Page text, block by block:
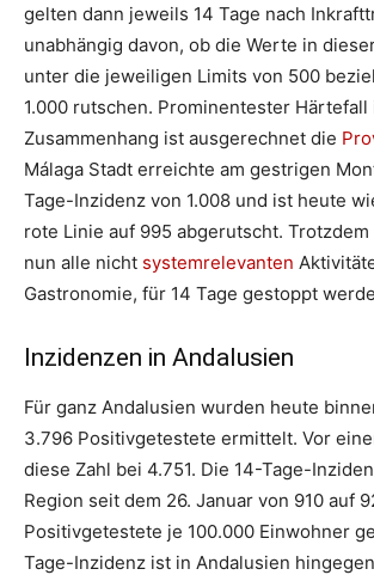
gelten dann jeweils 14 Tage nach
unabhängig davon, ob die Werte in
unter die jeweiligen Limits von 500
1.000 rutschen. Prominentester Härtefall
Zusammenhang ist ausgerechnet die
Málaga Stadt erreichte am gestrigen
Tage-Inzidenz von 1.008 und ist heute
rote Linie auf 995 abgerutscht.
nun alle nicht systemrelevanten
Gastronomie, für 14 Tage gestoppt
Inzidenzen in Andalusien
Für ganz Andalusien wurden heute
3.796 Positivgetestete ermittelt. Vor
diese Zahl bei 4.751. Die 14-Tage-
Region seit dem 26. Januar von 910 auf
Positivgetestete je 100.000 Einwohner
Tage-Inzidenz ist in Andalusien